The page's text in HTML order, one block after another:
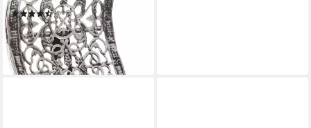
(31)
16,99 € UVP43,90 €
-61%
lieferbar - in 3-4 Werktagen bei dir